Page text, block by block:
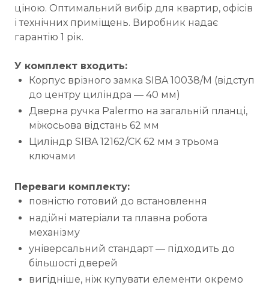
ціною. Оптимальний вибір для квартир, офісів
і технічних приміщень. Виробник надає
гарантію 1 рік.
У комплект входить:
Корпус врізного замка SIBA 10038/M (відступ
до центру циліндра — 40 мм)
Дверна ручка Palermo на загальній планці,
міжосьова відстань 62 мм
Циліндр SIBA 12162/CK 62 мм з трьома
ключами
Переваги комплекту:
повністю готовий до встановлення
надійні матеріали та плавна робота
механізму
універсальний стандарт — підходить до
більшості дверей
вигідніше, ніж купувати елементи окремо